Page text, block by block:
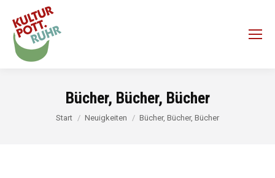
Bücher, Bücher, Bücher
Sie befinden sich hier:
Start Neuigkeiten Bücher, Bücher, Bücher